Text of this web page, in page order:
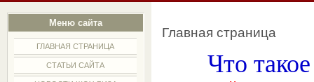
Меню сайта
ГЛАВНАЯ СТРАНИЦА
СТАТЬИ САЙТА
Главная страница
Что